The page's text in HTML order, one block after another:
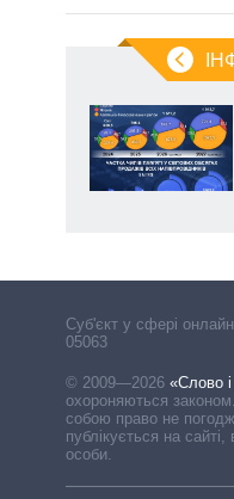
Cуб'єкт у сфері
05063
© 2009—2026 «Слово
охороняються
собою право не
публікується на
особи.